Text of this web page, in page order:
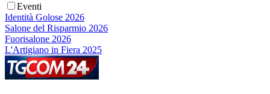
Eventi
Identità Golose 2026
Salone del Risparmio 2026
Fuorisalone 2026
L'Artigiano in Fiera 2025